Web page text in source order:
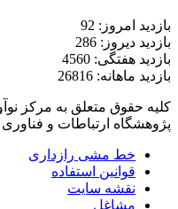
بازدید امروز: 92
بازدید دیروز: 286
بازدید هفتگی: 4560
بازدید ماهانه: 26816
کلیه حقوق متعلق به مرکز
پژوهشگاه ارتباطات و
خط مشی رازداری
قوانین استفاده
نقشه سایت
مشاغل